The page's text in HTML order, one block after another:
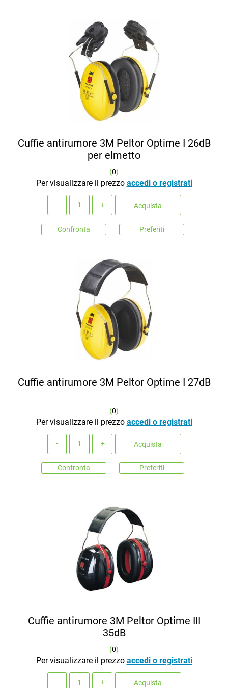
Cuffie antirumore 3M Peltor Optime I 26dB
per elmetto
(0)
Per visualizzare il prezzo accedi o registrati
Acquista
Confronta Preferiti
Cuffie antirumore 3M Peltor Optime I 27dB
(0)
Per visualizzare il prezzo accedi o registrati
Acquista
Confronta Preferiti
Cuffie antirumore 3M Peltor Optime III
35dB
(0)
Per visualizzare il prezzo accedi o registrati
Acquista